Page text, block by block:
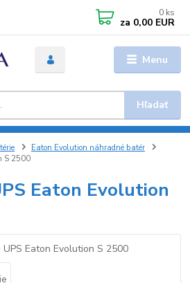
Menu
Hľadať
0 ks
za 0,00 EUR
Eaton Evolution náhradné batér
S 2500
Eaton Evolution